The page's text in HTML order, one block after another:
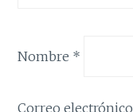
Nombre *
Correo electrónico